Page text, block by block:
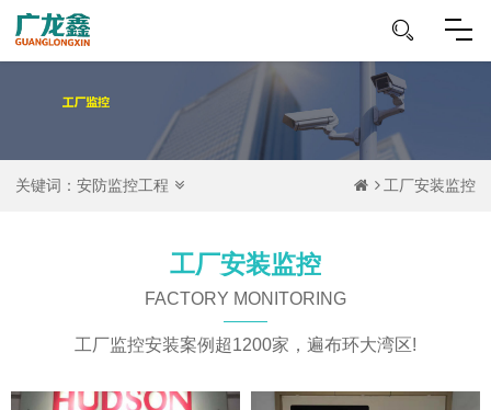
关键词： 安防监控工程 工厂安装监控
工厂安装监控
FACTORY MONITORING
工厂监控安装案例超1200家，遍布环大湾区!